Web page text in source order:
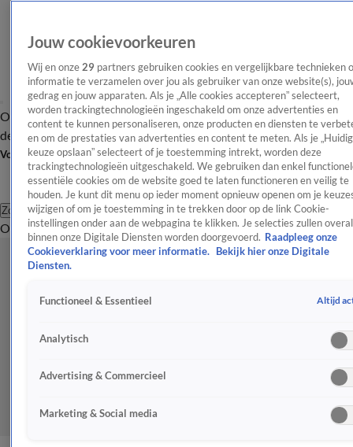
OverzichtAfleveringen Entertainment TV Algemeen
Tip
de redactieNieuwsbrief
Volg Shownieuws
Zoeken
OverzichtEntertainmentSpraakmakendRealityCrimeVideo's
Jouw cookievoorkeuren
Wij en onze 29 partners gebruiken cookies en vergelijkbare technieken
informatie te verzamelen over jou als gebruiker van onze website(s),
gedrag en jouw apparaten. Als je „Alle cookies accepteren” selecteert,
worden trackingtechnologieën ingeschakeld om onze advertenties en
content te kunnen personaliseren, onze producten en diensten te
en om de prestaties van advertenties en content te meten. Als je
keuze opslaan” selecteert of je toestemming intrekt, worden deze
trackingtechnologieën uitgeschakeld. We gebruiken dan enkel
essentiële cookies om de website goed te laten functioneren en veilig te
houden. Je kunt dit menu op ieder moment opnieuw openen om je
wijzigen of om je toestemming in te trekken door op de link Cookie-
instellingen onder aan de webpagina te klikken. Je selecties zullen overal
binnen onze Digitale Diensten worden doorgevoerd. Raadpleeg onze
Cookieverklaring voor meer informatie.
Bekijk hier onze Digitale
Diensten.
Functioneel & Essentieel Altijd
Analytisch
Advertising & Commercieel
Marketing & Social media